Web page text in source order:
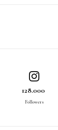
128.000
Followers